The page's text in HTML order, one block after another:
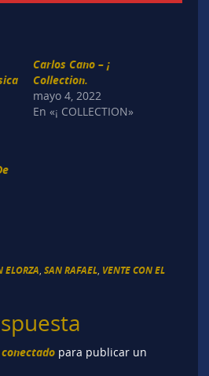
Carlos Cano – ¡
Collection.
mayo 4, 2022
En «¡ COLLECTION»
ELORZA SAN RAFAEL, VENTE CON EL
conectadopara publicar un